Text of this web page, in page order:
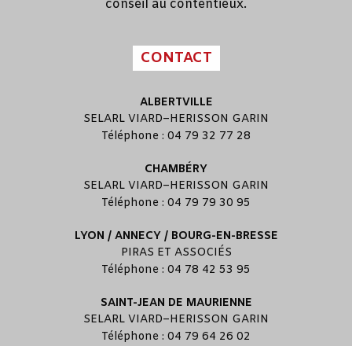
conseil au contentieux.
CONTACT
ALBERTVILLE
SELARL VIARD–HERISSON GARIN
Téléphone : 04 79 32 77 28
CHAMBÉRY
SELARL VIARD–HERISSON GARIN
Téléphone : 04 79 79 30 95
LYON / ANNECY / BOURG-EN-BRESSE
PIRAS ET ASSOCIÉS
Téléphone : 04 78 42 53 95
SAINT-JEAN DE MAURIENNE
SELARL VIARD–HERISSON GARIN
Téléphone : 04 79 64 26 02